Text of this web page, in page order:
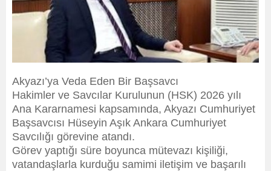
Akyazı’ya Veda Eden Bir Başsavcı
Hakimler ve Savcılar Kurulunun (HSK) 2026 yılı
Ana Kararnamesi kapsamında, Akyazı Cumhuriyet
Başsavcısı Hüseyin Aşık Ankara Cumhuriyet
Savcılığı görevine atandı.
Görev yaptığı süre boyunca mütevazı kişiliği,
vatandaşlarla kurduğu samimi iletişim ve başarılı